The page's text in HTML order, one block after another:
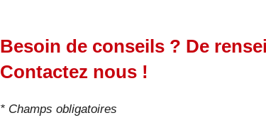
Besoin de conseils ? De
Contactez nous !
* Champs obligatoires